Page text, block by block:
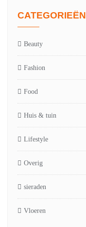
CATEGORIEËN
Beauty
Fashion
Food
Huis & tuin
Lifestyle
Overig
sieraden
Vloeren